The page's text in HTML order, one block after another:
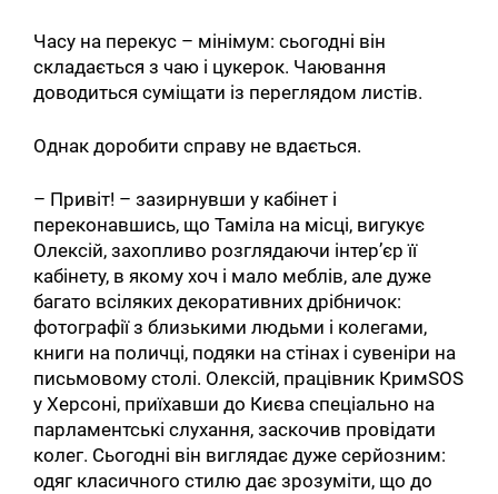
Часу на перекус – мінімум: сьогодні він
складається з чаю і цукерок. Чаювання
доводиться суміщати із переглядом листів.
Однак доробити справу не вдається.
– Привіт! – зазирнувши у кабінет і
переконавшись, що Таміла на місці, вигукує
Олексій, захопливо розглядаючи інтер’єр її
кабінету, в якому хоч і мало меблів, але дуже
багато всіляких декоративних дрібничок:
фотографії з близькими людьми і колегами,
книги на поличці, подяки на стінах і сувеніри на
письмовому столі. Олексій, працівник КримSOS
у Херсоні, приїхавши до Києва спеціально на
парламентські слухання, заскочив провідати
колег. Сьогодні він виглядає дуже серйозним:
одяг класичного стилю дає зрозуміти, що до